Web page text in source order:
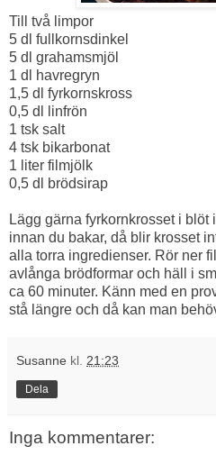
Till två limpor
5 dl fullkornsdinkel
5 dl grahamsmjöl
1 dl havregryn
1,5 dl fyrkornskross
0,5 dl linfrön
1 tsk salt
4 tsk bikarbonat
1 liter filmjölk
0,5 dl brödsirap
Lägg gärna fyrkornkrosset i
innan du bakar, då blir krosset
alla torra ingredienser. Rör ner
avlånga brödformar och häll i
ca 60 minuter. Känn med en
stå längre och då kan man
Susanne kl. 21:23
Dela
Inga kommentarer: